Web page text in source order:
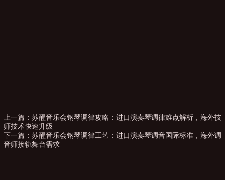
上一篇： 苏醒音乐会钢琴调律攻略：进口演奏琴调律难点解析，海外技
师技术快速升级
下一篇： 苏醒音乐会钢琴调律工艺：进口演奏琴调音国际标准，海外调
音师接轨舞台需求